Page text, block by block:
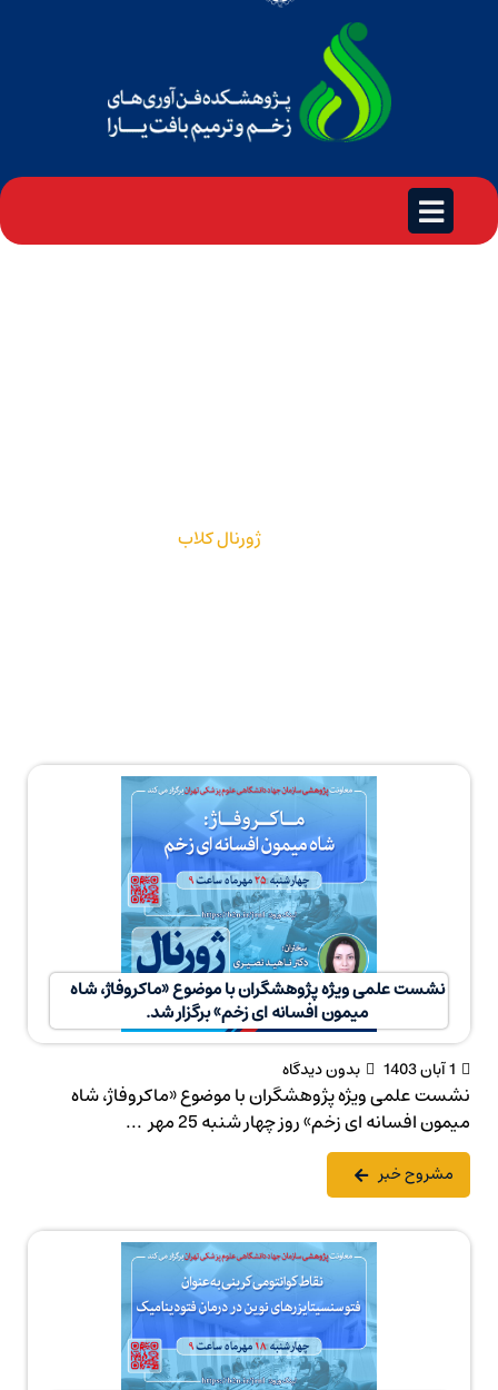
ژورنال کلاب
نشست علمی ویژه پژوهشگران با موضوع «ماکروفاژ، شاه
میمون افسانه ای زخم» برگزار شد.
1 آبان 1403 بدون دیدگاه
نشست علمی ویژه پژوهشگران با موضوع «ماکروفاژ، شاه
میمون افسانه ای زخم» روز چهار شنبه 25 مهر ...
مشروح خبر